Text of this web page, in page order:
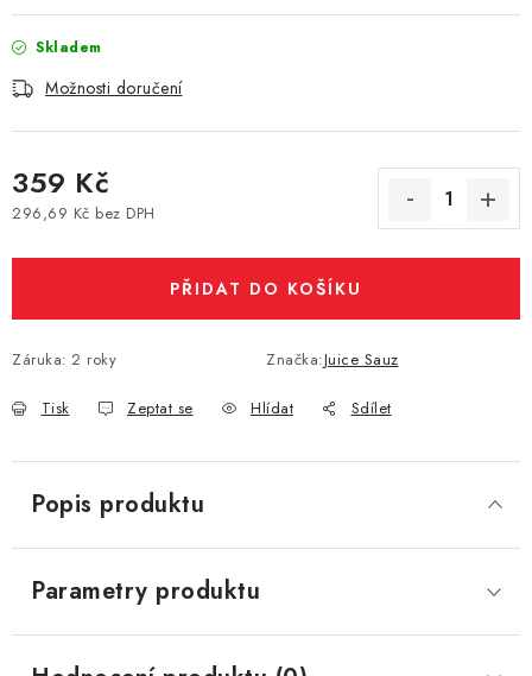
Vše o nákupu
Kontakty
Prodejny
Skladem
Možnosti doručení
359 Kč
296,69 Kč bez DPH
PŘIDAT DO KOŠÍKU
Záruka: 2 roky Značka:Juice Sauz
Tisk Zeptat se Hlídat Sdílet
Popis produktu
Parametry produktu